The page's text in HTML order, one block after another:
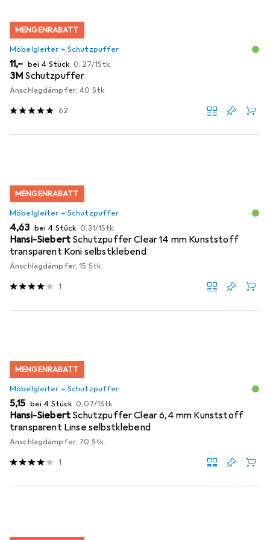
MENGENRABATT
Möbelgleiter + Schutzpuffer
EUR
11,– bei 4 Stück EUR
0,27/1Stk.
3M Schutzpuffer
Anschlagdämpfer, 40 Stk.
62
MENGENRABATT
Möbelgleiter + Schutzpuffer
EUR
4,63 bei 4 Stück EUR
0,31/1Stk.
Hansi-Siebert Schutzpuffer Clear 14 mm Kunststoff
transparent Koni selbstklebend
Anschlagdämpfer, 15 Stk.
1
MENGENRABATT
Möbelgleiter + Schutzpuffer
EUR
5,15 bei 4 Stück EUR
0,07/1Stk.
Hansi-Siebert Schutzpuffer Clear 6,4 mm Kunststoff
transparent Linse selbstklebend
Anschlagdämpfer, 70 Stk.
1